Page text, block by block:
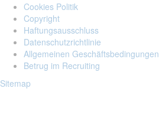
Cookies Politik
Copyright
Haftungsausschluss
Datenschutzrichtlinie
Allgemeinen Geschäftsbedingungen
Betrug im Recruiting
Sitemap